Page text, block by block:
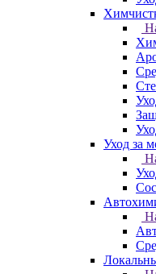
Уход за